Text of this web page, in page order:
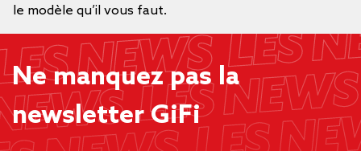
le modèle qu’il vous faut.
Ne manquez pas la
newsletter GiFi